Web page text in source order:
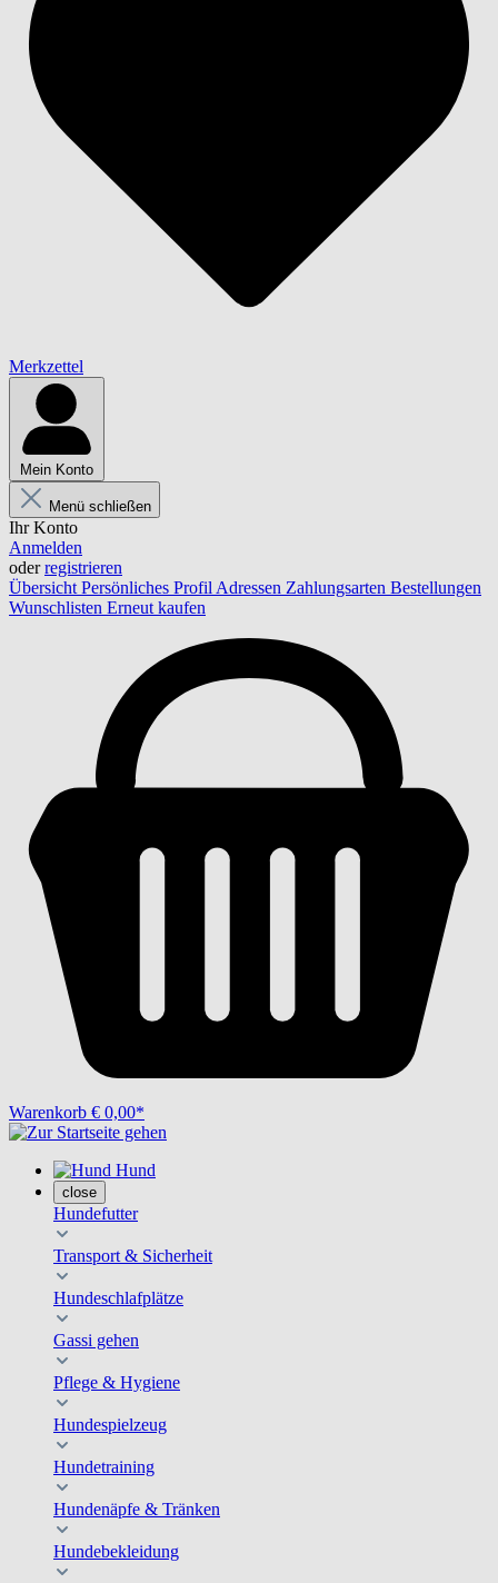
Merkzettel
Mein Konto
Menü schließen
Ihr Konto
Anmelden
oderregistrieren
Übersicht Persönliches Profil Adressen Zahlungsarten Bestellungen
Wunschlisten Erneut kaufen
Warenkorb € 0,00*
Hund
close
Hundefutter
Transport & Sicherheit
Hundeschlafplätze
Gassi gehen
Pflege & Hygiene
Hundespielzeug
Hundetraining
Hundenäpfe & Tränken
Hundebekleidung